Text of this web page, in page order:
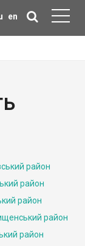
en
район
район
район
район
район